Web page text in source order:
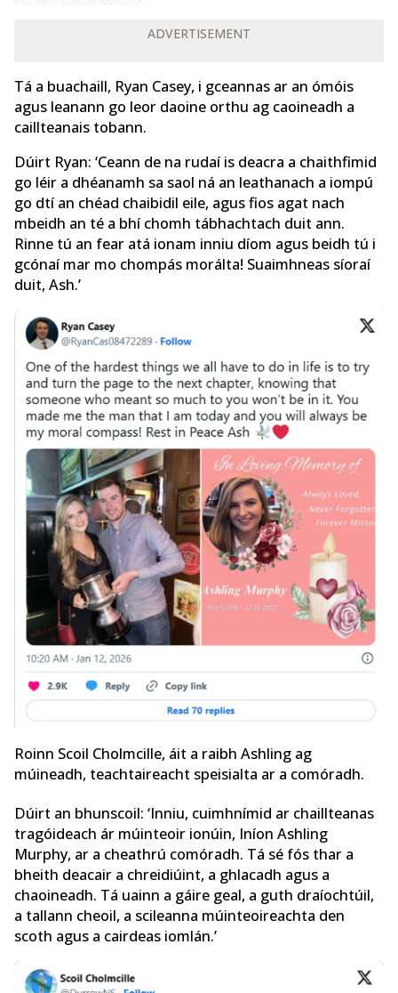
ADVERTISEMENT
Tá a buachaill, Ryan Casey, i gceannas ar an ómóis
agus leanann go leor daoine orthu ag caoineadh a
caillteanais tobann.
Dúirt Ryan: ‘Ceann de na rudaí is deacra a chaithfimid
go léir a dhéanamh sa saol ná an leathanach a iompú
go dtí an chéad chaibidil eile, agus fios agat nach
mbeidh an té a bhí chomh tábhachtach duit ann.
Rinne tú an fear atá ionam inniu díom agus beidh tú i
gcónaí mar mo chompás morálta! Suaimhneas síoraí
duit, Ash.’
Roinn Scoil Cholmcille, áit a raibh Ashling ag
múineadh, teachtaireacht speisialta ar a comóradh.
Dúirt an bhunscoil: ‘Inniu, cuimhnímid ar chaillteanas
tragóideach ár múinteoir ionúin, Iníon Ashling
Murphy, ar a cheathrú comóradh. Tá sé fós thar a
bheith deacair a chreidiúint, a ghlacadh agus a
chaoineadh. Tá uainn a gáire geal, a guth draíochtúil,
a tallann cheoil, a scileanna múinteoireachta den
scoth agus a cairdeas iomlán.’